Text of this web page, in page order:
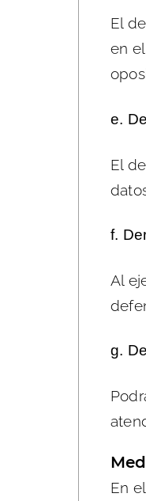
El
en
e.
El
f.
Al
g.
En